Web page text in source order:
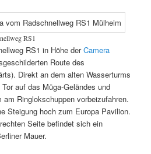
RS1
RS1 in Höhe derCamera
Route des
Direkt an dem alten Wasserturms
auf das Müga-Geländes und
Ringlokschuppen vorbeizufahren.
Steigung hoch zum Europa Pavilion.
Seite befindet sich ein
Mauer.